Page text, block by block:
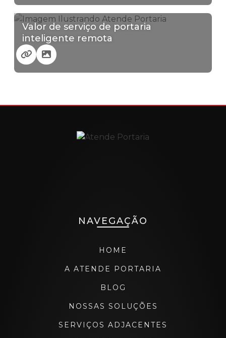
Valor de serviço de portaria
inteligente remota
NAVEGAÇÃO
HOME
A ATENDE PORTARIA
BLOG
NOSSAS SOLUÇÕES
SERVIÇOS ADJACENTES